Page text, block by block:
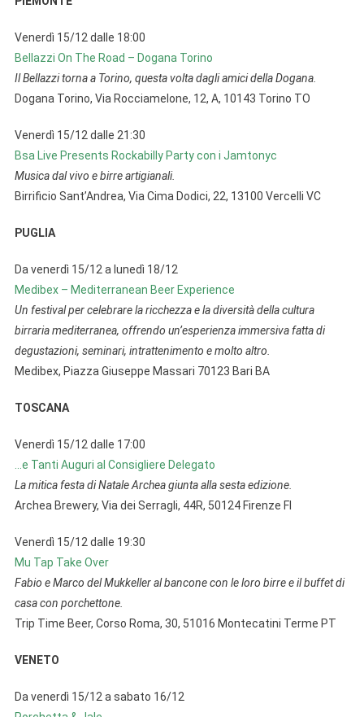
Venerdì 15/12 dalle 18:00
Bellazzi On The Road – Dogana Torino
Il Bellazzi torna a Torino, questa volta dagli amici della Dogana.
Dogana Torino, Via Rocciamelone, 12, A, 10143 Torino TO
Venerdì 15/12 dalle 21:30
Bsa Live Presents Rockabilly Party con i Jamtonyc
Musica dal vivo e birre artigianali.
Birrificio Sant’Andrea, Via Cima Dodici, 22, 13100 Vercelli VC
PUGLIA
Da venerdì 15/12 a lunedì 18/12
Medibex – Mediterranean Beer Experience
Un festival per celebrare la ricchezza e la diversità della cultura
birraria mediterranea, offrendo un’esperienza immersiva fatta di
degustazioni, seminari, intrattenimento e molto altro.
Medibex, Piazza Giuseppe Massari 70123 Bari BA
TOSCANA
Venerdì 15/12 dalle 17:00
…e Tanti Auguri al Consigliere Delegato
La mitica festa di Natale Archea giunta alla sesta edizione.
Archea Brewery, Via dei Serragli, 44R, 50124 Firenze FI
Venerdì 15/12 dalle 19:30
Mu Tap Take Over
Fabio e Marco del Mukkeller al bancone con le loro birre e il buffet di
casa con porchettone.
Trip Time Beer, Corso Roma, 30, 51016 Montecatini Terme PT
VENETO
Da venerdì 15/12 a sabato 16/12